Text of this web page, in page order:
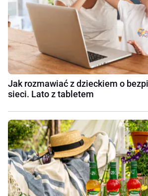
Jak rozmawiać z dzieckiem o
sieci. Lato z tabletem